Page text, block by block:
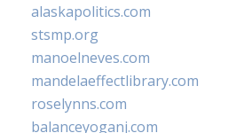
alaskapolitics.com
stsmp.org
manoelneves.com
mandelaeffectlibrary.com
roselynns.com
balanceyoganj.com